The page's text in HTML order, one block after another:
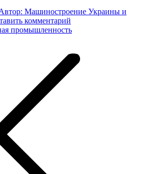
Машиностроение Украины и
комментарий
промышленность